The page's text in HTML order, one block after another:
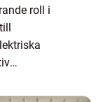
roll i